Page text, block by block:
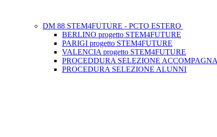
DM 88 STEM4FUTURE - PCTO ESTERO
BERLINO progetto STEM4FUTURE
PARIGI progetto STEM4FUTURE
VALENCIA progetto STEM4FUTURE
PROCEDDURA SELEZIONE
PROCEDURA SELEZIONE ALUNNI